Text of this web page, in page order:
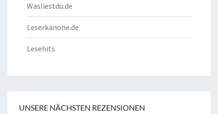
Wasliestdu.de
Leserkanone.de
Lesehits
UNSERE NÄCHSTEN REZENSIONEN